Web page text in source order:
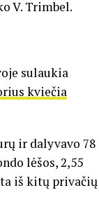
V. Trimbel.
sulaukia
kviečia
ir dalyvavo 78
lėšos, 2,55
iš kitų privačių